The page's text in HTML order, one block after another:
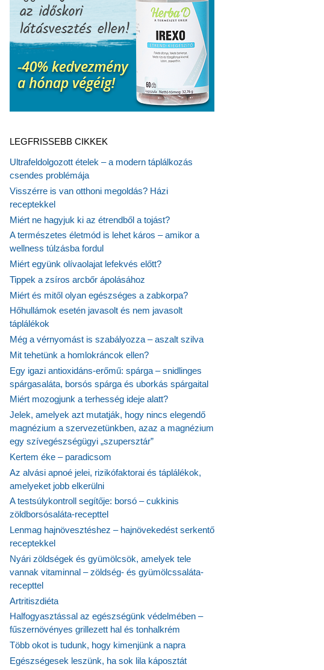
LEGFRISSEBB CIKKEK
Ultrafeldolgozott ételek – a modern táplálkozás
csendes problémája
Visszérre is van otthoni megoldás? Házi
receptekkel
Miért ne hagyjuk ki az étrendből a tojást?
A természetes életmód is lehet káros – amikor a
wellness túlzásba fordul
Miért együnk olívaolajat lefekvés előtt?
Tippek a zsíros arcbőr ápolásához
Miért és mitől olyan egészséges a zabkorpa?
Hőhullámok esetén javasolt és nem javasolt
táplálékok
Még a vérnyomást is szabályozza – aszalt szilva
Mit tehetünk a homlokráncok ellen?
Egy igazi antioxidáns-erőmű: spárga – snidlinges
spárgasaláta, borsós spárga és uborkás spárgaital
Miért mozogjunk a terhesség ideje alatt?
Jelek, amelyek azt mutatják, hogy nincs elegendő
magnézium a szervezetünkben, azaz a magnézium
egy szívegészségügyi „szupersztár”
Kertem éke – paradicsom
Az alvási apnoé jelei, rizikófaktorai és táplálékok,
amelyeket jobb elkerülni
A testsúlykontroll segítője: borsó – cukkinis
zöldborsósaláta-recepttel
Lenmag hajnövesztéshez – hajnövekedést serkentő
receptekkel
Nyári zöldségek és gyümölcsök, amelyek tele
vannak vitaminnal – zöldség- és gyümölcssaláta-
recepttel
Artritiszdiéta
Halfogyasztással az egészségünk védelmében –
fűszernövényes grillezett hal és tonhalkrém
Több okot is tudunk, hogy kimenjünk a napra
Egészségesek leszünk, ha sok lila káposztát